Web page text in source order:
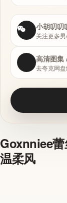
小胡叨叨
关注更多
高清图集
去夸克网
Goxnniee
温柔风